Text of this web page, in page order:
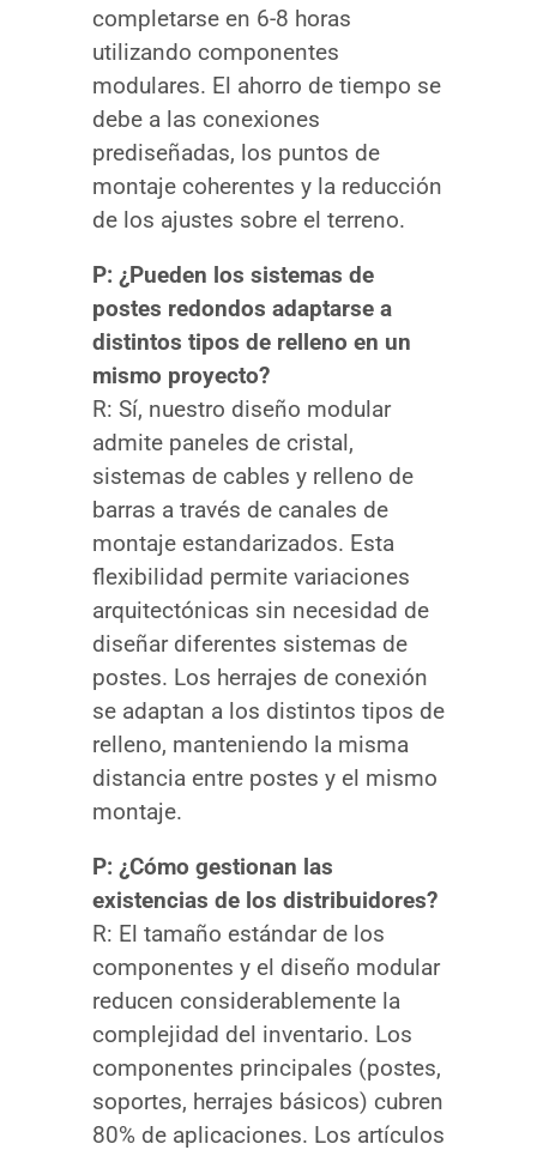
completarse en 6-8 horas
utilizando componentes
modulares. El ahorro de tiempo se
debe a las conexiones
prediseñadas, los puntos de
montaje coherentes y la reducción
de los ajustes sobre el terreno.
P: ¿Pueden los sistemas de
postes redondos adaptarse a
distintos tipos de relleno en un
mismo proyecto?
R: Sí, nuestro diseño modular
admite paneles de cristal,
sistemas de cables y relleno de
barras a través de canales de
montaje estandarizados. Esta
flexibilidad permite variaciones
arquitectónicas sin necesidad de
diseñar diferentes sistemas de
postes. Los herrajes de conexión
se adaptan a los distintos tipos de
relleno, manteniendo la misma
distancia entre postes y el mismo
montaje.
P: ¿Cómo gestionan las
existencias de los distribuidores?
R: El tamaño estándar de los
componentes y el diseño modular
reducen considerablemente la
complejidad del inventario. Los
componentes principales (postes,
soportes, herrajes básicos) cubren
80% de aplicaciones. Los artículos